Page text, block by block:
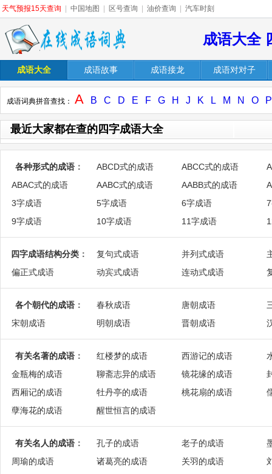
天气预报15天查询 中国地图 区号查询 油价查询 汽车时刻
成语大全
成语大全 成语故事 成语接龙 成语对对子
成语词典拼音查找： A B C D E F G H J K L M N O P
最近大家都在查的四字成语大全
各种形式的成语 ： ABCD式的成语 ABCC式的成语
ABAC式的成语
AABC式的成语 AABB式的成语
3字成语
5字成语 6字成语
9字成语
10字成语 11字成语
四字成语结构分类 ： 复句式成语 并列式成语
偏正式成语
动宾式成语 连动式成语
各个朝代的成语 ： 春秋成语 唐朝成语
宋朝成语
明朝成语 晋朝成语
有关名著的成语 ： 红楼梦的成语 西游记的成语
金瓶梅的成语
聊斋志异的成语 镜花缘的成语
西厢记的成语
牡丹亭的成语 桃花扇的成语
孽海花的成语
醒世恒言的成语
有关名人的成语 ： 孔子的成语 老子的成语
周瑜的成语
诸葛亮的成语 关羽的成语